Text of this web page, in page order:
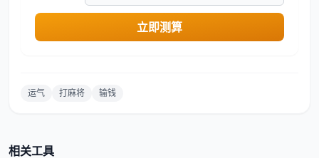
立即测算
运气 打麻将 输钱
相关工具